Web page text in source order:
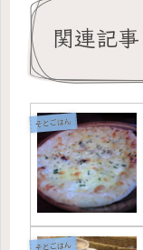
関連記事
そとごはん
そとごはん